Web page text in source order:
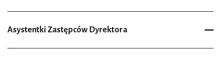
Asystentki Zastępców Dyrektora